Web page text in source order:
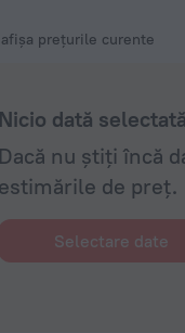
prețurile curente
Nicio dată selectată
Dacă nu știți încă
estimările de preț.
Selectare date